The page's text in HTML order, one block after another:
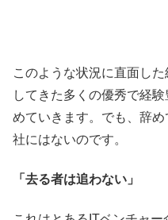
このような状況に直面し
してきた多くの優秀で経
めていきます。でも、辞
社にはないのです。
「去る者は追わない」